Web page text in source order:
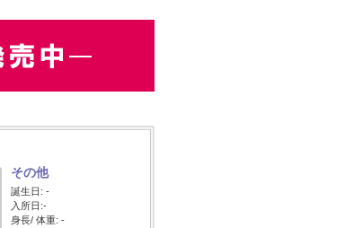
その他
誕生日: -
入所日:-
身長/ 体重: -